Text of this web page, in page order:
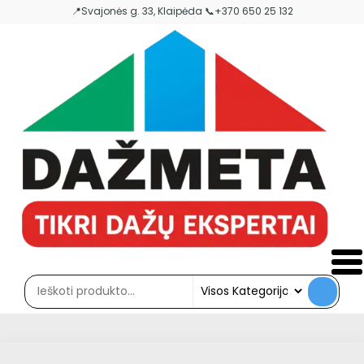
📍Svajonės g. 33, Klaipėda 📞+370 650 25 132